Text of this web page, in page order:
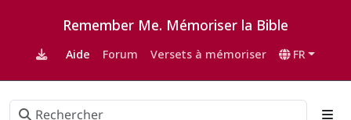
Remember Me. Mémoriser la Bible
Aide Forum Versets à mémoriser FR